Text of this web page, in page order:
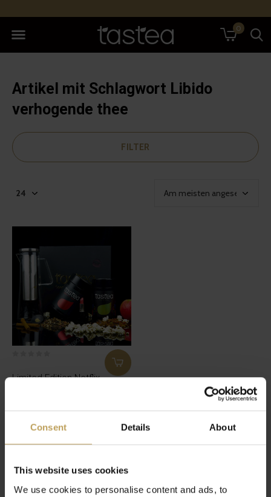
Consent Details About
This website uses cookies
We use cookies to personalise content and ads, to
0
Artikel mit Schlagwort Libido
verhogende thee
FILTER
Limited Edition Netflix
Hause?
€49,95